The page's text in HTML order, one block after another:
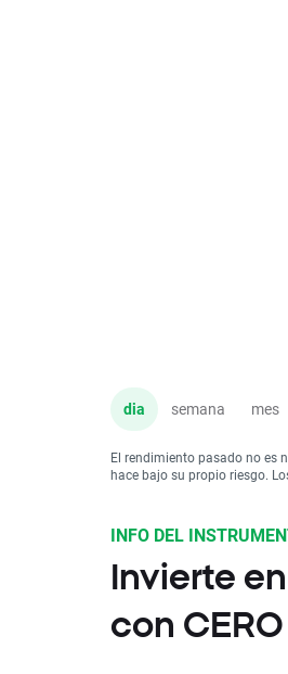
dia semana mes
El rendimiento pasado no es
hace bajo su propio riesgo.
INFO DEL
Invierte
con